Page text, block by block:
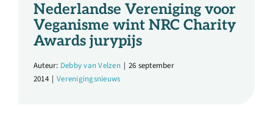
English
Nederlandse Vereniging voor
Veganisme wint NRC Charity
Awards jurypijs
Auteur: Debby van Velzen | 26 september
2014 | Verenigingsnieuws